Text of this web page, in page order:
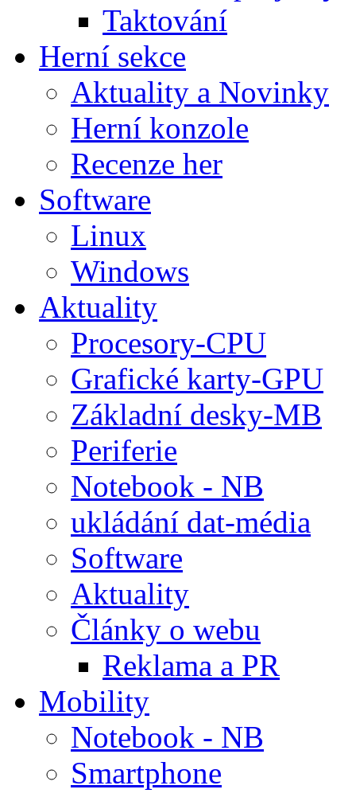
Taktování
Herní sekce
Aktuality a Novinky
Herní konzole
Recenze her
Software
Linux
Windows
Aktuality
Procesory-CPU
Grafické karty-GPU
Základní desky-MB
Periferie
Notebook - NB
ukládání dat-média
Software
Aktuality
Články o webu
Reklama a PR
Mobility
Notebook - NB
Smartphone